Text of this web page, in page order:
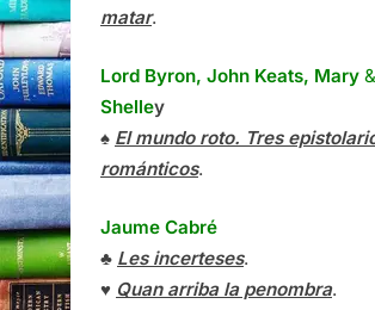
matar.
Lord Byron, John Keats, Mary &
Shelley
♠ El mundo roto. Tres
románticos.
Jaume Cabré
♣ Les incerteses.
♥ Quan arriba la penombra.